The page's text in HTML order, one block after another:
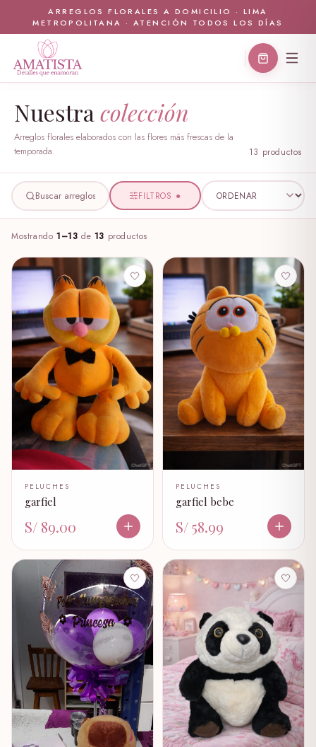
ARREGLOS FLORALES A DOMICILIO · LIMA
METROPOLITANA · ATENCIÓN TODOS LOS DÍAS
Nuestracolección
Arreglos florales elaborados con las flores más frescas de la
temporada.
13 productos
FILTROS ●
Mostrando 1–13 de 13 productos
🤍
PELUCHES
garfiel
S/ 89.00
🤍
PELUCHES
garfiel bebe
S/ 58.99
🤍 🤍